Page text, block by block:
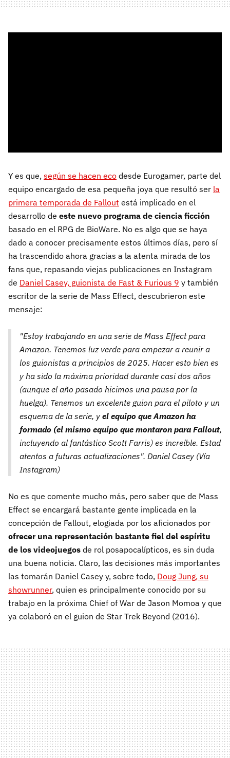
Y es que, según se hacen eco desde Eurogamer, parte del
equipo encargado de esa pequeña joya que resultó ser la
primera temporada de Fallout está implicado en el
desarrollo de este nuevo programa de ciencia ficción
basado en el RPG de BioWare. No es algo que se haya
dado a conocer precisamente estos últimos días, pero sí
ha trascendido ahora gracias a la atenta mirada de los
fans que, repasando viejas publicaciones en Instagram
de Daniel Casey, guionista de Fast & Furious 9 y también
escritor de la serie de Mass Effect, descubrieron este
mensaje:
"Estoy trabajando en una serie de Mass Effect para
Amazon. Tenemos luz verde para empezar a reunir a
los guionistas a principios de 2025. Hacer esto bien es
y ha sido la máxima prioridad durante casi dos años
(aunque el año pasado hicimos una pausa por la
huelga). Tenemos un excelente guion para el piloto y un
esquema de la serie, y el equipo que Amazon ha
formado (el mismo equipo que montaron para Fallout,
incluyendo al fantástico Scott Farris) es increíble. Estad
atentos a futuras actualizaciones". Daniel Casey (Vía
Instagram)
No es que comente mucho más, pero saber que de Mass
Effect se encargará bastante gente implicada en la
concepción de Fallout, elogiada por los aficionados por
ofrecer una representación bastante fiel del espíritu
de los videojuegos de rol posapocalípticos, es sin duda
una buena noticia. Claro, las decisiones más importantes
las tomarán Daniel Casey y, sobre todo, Doug Jung, su
showrunner, quien es principalmente conocido por su
trabajo en la próxima Chief of War de Jason Momoa y que
ya colaboró en el guion de Star Trek Beyond (2016).